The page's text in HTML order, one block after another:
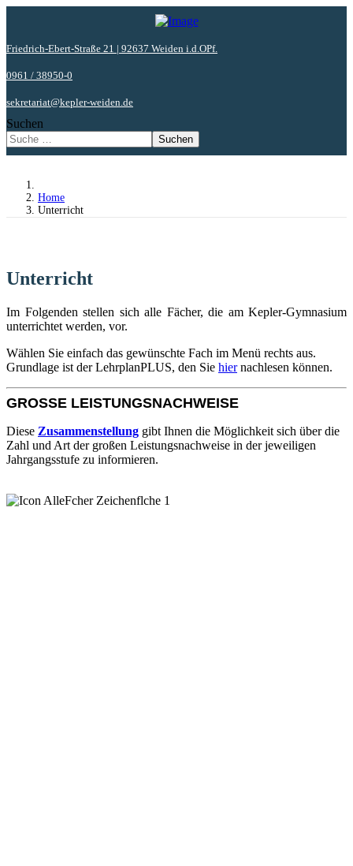
Friedrich-Ebert-Straße 21 | 92637 Weiden i.d.OPf.
0961 / 38950-0
sekretariat@kepler-weiden.de
Suchen
Suchen
Home
Unterricht
Unterricht
Im Folgenden stellen sich alle Fächer, die am Kepler-Gymnasium
unterrichtet werden, vor.
Wählen Sie einfach das gewünschte Fach im Menü rechts aus.
Grundlage ist der LehrplanPLUS, den Sie hiernachlesen können.
GROSSE LEISTUNGSNACHWEISE
Diese Zusammenstellung gibt Ihnen die Möglichkeit sich über die
Zahl und Art der großen Leistungsnachweise in der jeweiligen
Jahrgangsstufe zu informieren.